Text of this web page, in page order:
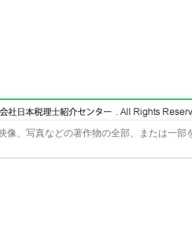
像、写真などの著作物の全部、または一